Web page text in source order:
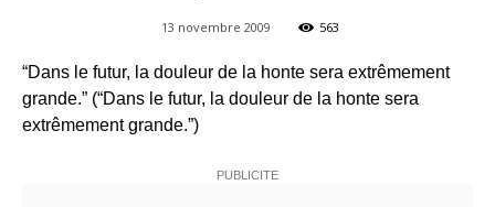
13 novembre 2009 563
“Dans le futur, la douleur de la honte sera extrêmement
grande.” (“Dans le futur, la douleur de la honte sera
extrêmement grande.”)